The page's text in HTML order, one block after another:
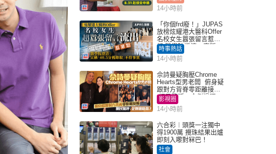
14小時前
「你個frd廢！」JUPAS
放榜炫耀港大醫科Offer
名校女生囂張留言惹眾
怒 醫學院澄清：宣稱
「40.5分獲錄取」不符事
實｜Juicy叮
時事熱話
14小時前
佘詩曼疑胸壓Chrome
Hearts型男老闆 俯身疑
跟對方背脊零距離接觸
網民驚呼：企側邊唔
得？
影視圈
14小時前
六合彩︱頭獎一注獨中
得1900萬 攪珠結果出爐
即刻入嚟對冧巴！
社會